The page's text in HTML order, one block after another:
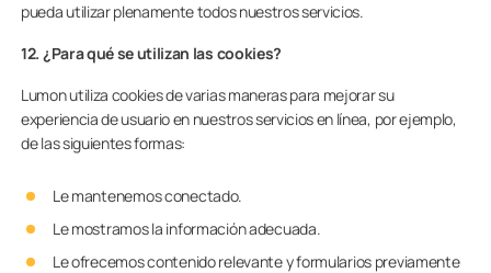
pueda utilizar plenamente todos nuestros servicios.
12. ¿Para qué se utilizan las cookies?
Lumon utiliza cookies de varias maneras para mejorar su
experiencia de usuario en nuestros servicios en línea, por ejemplo,
de las siguientes formas:
Le mantenemos conectado.
Le mostramos la información adecuada.
Le ofrecemos contenido relevante y formularios previamente